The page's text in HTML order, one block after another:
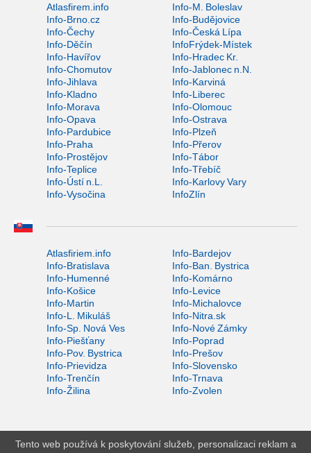
Atlasfirem.info
Info-M. Boleslav
Info-Brno.cz
Info-Budějovice
Info-Čechy
Info-Česká Lípa
Info-Děčín
InfoFrýdek-Místek
Info-Havířov
Info-Hradec Kr.
Info-Chomutov
Info-Jablonec n.N.
Info-Jihlava
Info-Karviná
Info-Kladno
Info-Liberec
Info-Morava
Info-Olomouc
Info-Opava
Info-Ostrava
Info-Pardubice
Info-Plzeň
Info-Praha
Info-Přerov
Info-Prostějov
Info-Tábor
Info-Teplice
Info-Třebíč
Info-Ústí n.L.
Info-Karlovy Vary
Info-Vysočina
InfoZlín
Atlasfiriem.info
Info-Bardejov
Info-Bratislava
Info-Ban. Bystrica
Info-Humenné
Info-Komárno
Info-Košice
Info-Levice
Info-Martin
Info-Michalovce
Info-L. Mikuláš
Info-Nitra.sk
Info-Sp. Nová Ves
Info-Nové Zámky
Info-Piešťany
Info-Poprad
Info-Pov. Bystrica
Info-Prešov
Info-Prievidza
Info-Slovensko
Info-Trenčín
Info-Trnava
Info-Žilina
Info-Zvolen
Tento web používá k poskytování služeb, personalizaci reklam a